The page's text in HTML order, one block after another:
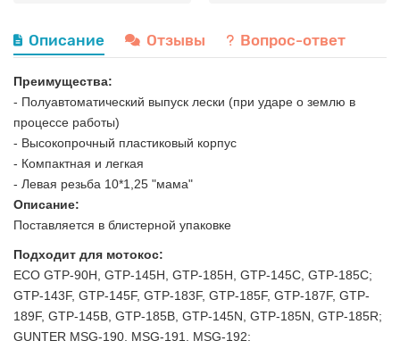
Описание Отзывы Вопрос-ответ
Преимущества:
- Полуавтоматический выпуск лески (при ударе о землю в
процессе работы)
- Высокопрочный пластиковый корпус
- Компактная и легкая
- Левая резьба 10*1,25 "мама"
Описание:
Поставляется в блистерной упаковке
Подходит для мотокос:
ЕСО GTP-90H, GTP-145H, GTP-185H, GTP-145C, GTP-185C;
GTP-143F, GTP-145F, GTP-183F, GTP-185F, GTP-187F, GTP-
189F, GTP-145B, GTP-185B, GTP-145N, GTP-185N, GTP-185R;
GUNTER MSG-190, MSG-191, MSG-192;